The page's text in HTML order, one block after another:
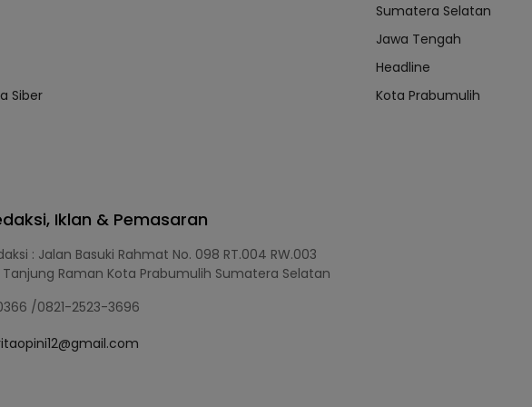
Siber
Iklan & Pemasaran
: Jalan Basuki Rahmat No. 098 RT.004 RW.003
Tanjung Raman Kota Prabumulih Sumatera Selatan
/0821-2523-3696
Sumatera Selatan
Jawa Tengah
Headline
Kota Prabumulih